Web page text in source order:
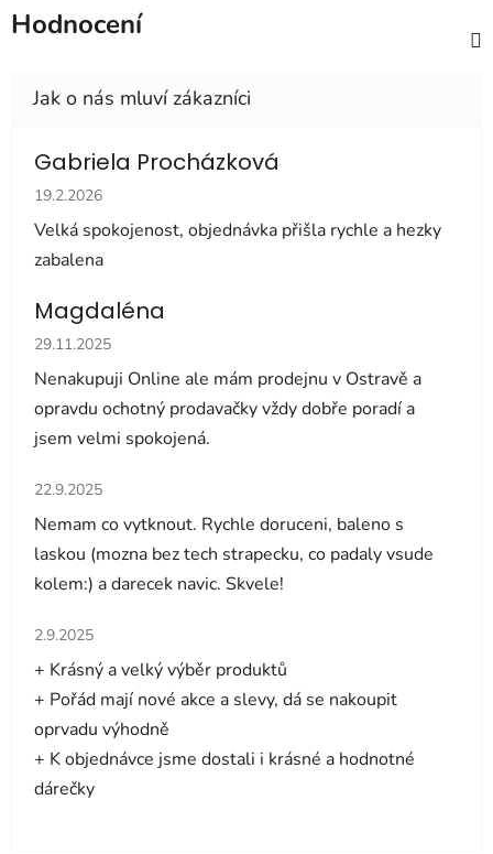
Hodnocení
Gabriela Procházková
Hodnocení obchodu je 5 z 5 hvězdiček.
19.2.2026
Velká spokojenost, objednávka přišla rychle a hezky
zabalena
Magdaléna
Hodnocení obchodu je 5 z 5 hvězdiček.
29.11.2025
Nenakupuji Online ale mám prodejnu v Ostravě a
opravdu ochotný prodavačky vždy dobře poradí a
jsem velmi spokojená.
Hodnocení obchodu je 5 z 5 hvězdiček.
22.9.2025
Nemam co vytknout. Rychle doruceni, baleno s
laskou (mozna bez tech strapecku, co padaly vsude
kolem:) a darecek navic. Skvele!
Hodnocení obchodu je 5 z 5 hvězdiček.
2.9.2025
+ Krásný a velký výběr produktů
+ Pořád mají nové akce a slevy, dá se nakoupit
oprvadu výhodně
+ K objednávce jsme dostali i krásné a hodnotné
dárečky